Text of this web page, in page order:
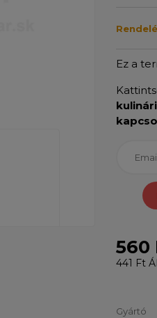
Ez a
560
441 Ft
Gyártó